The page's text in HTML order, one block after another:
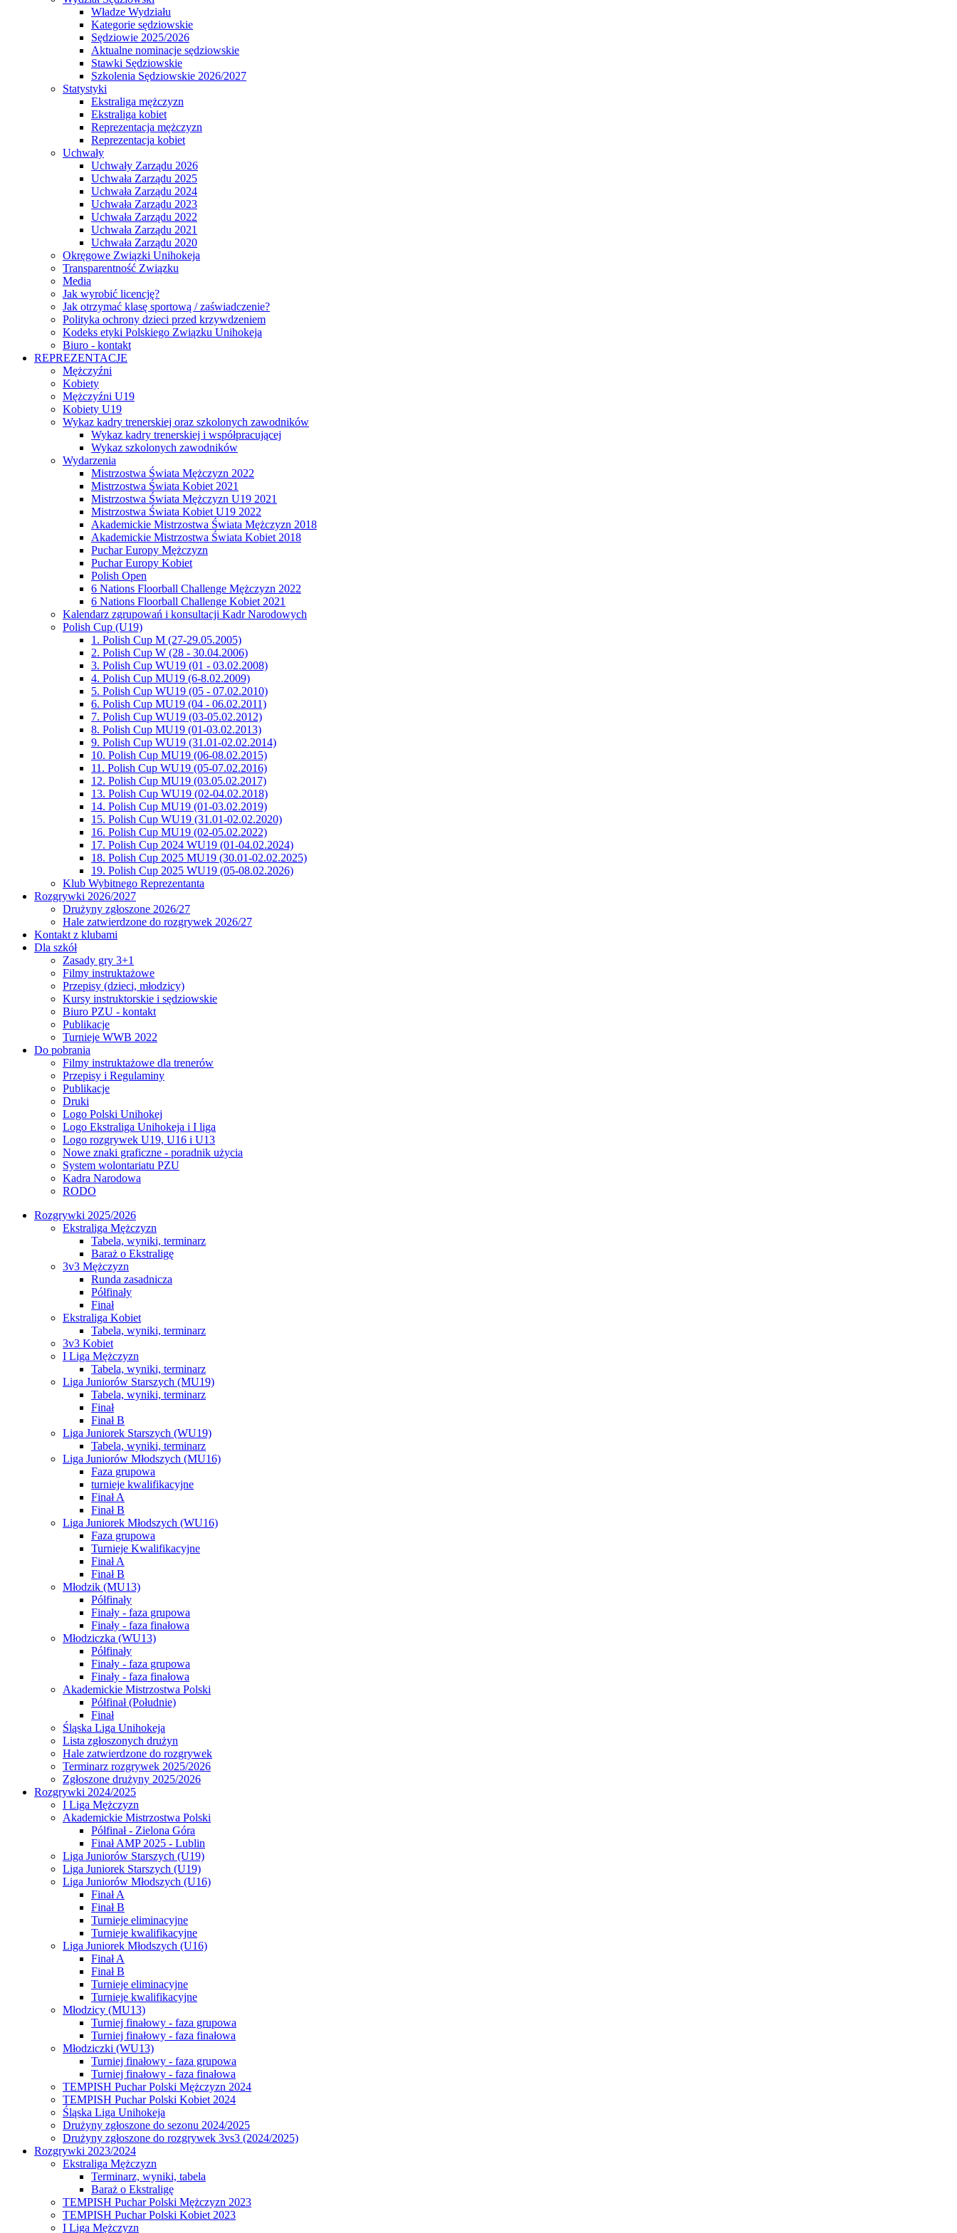
Władze Wydziału
Kategorie sędziowskie
Sędziowie 2025/2026
Aktualne nominacje sędziowskie
Stawki Sędziowskie
Szkolenia Sędziowskie 2026/2027
Statystyki
Ekstraliga mężczyzn
Ekstraliga kobiet
Reprezentacja mężczyzn
Reprezentacja kobiet
Uchwały
Uchwały Zarządu 2026
Uchwała Zarządu 2025
Uchwała Zarządu 2024
Uchwała Zarządu 2023
Uchwała Zarządu 2022
Uchwała Zarządu 2021
Uchwała Zarządu 2020
Okręgowe Związki Unihokeja
Transparentność Związku
Media
Jak wyrobić licencję?
Jak otrzymać klasę sportową / zaświadczenie?
Polityka ochrony dzieci przed krzywdzeniem
Kodeks etyki Polskiego Związku Unihokeja
Biuro - kontakt
REPREZENTACJE
Mężczyźni
Kobiety
Mężczyźni U19
Kobiety U19
Wykaz kadry trenerskiej oraz szkolonych zawodników
Wykaz kadry trenerskiej i współpracującej
Wykaz szkolonych zawodników
Wydarzenia
Mistrzostwa Świata Mężczyzn 2022
Mistrzostwa Świata Kobiet 2021
Mistrzostwa Świata Mężczyzn U19 2021
Mistrzostwa Świata Kobiet U19 2022
Akademickie Mistrzostwa Świata Mężczyzn 2018
Akademickie Mistrzostwa Świata Kobiet 2018
Puchar Europy Mężczyzn
Puchar Europy Kobiet
Polish Open
6 Nations Floorball Challenge Mężczyzn 2022
6 Nations Floorball Challenge Kobiet 2021
Kalendarz zgrupowań i konsultacji Kadr Narodowych
Polish Cup (U19)
1. Polish Cup M (27-29.05.2005)
2. Polish Cup W (28 - 30.04.2006)
3. Polish Cup WU19 (01 - 03.02.2008)
4. Polish Cup MU19 (6-8.02.2009)
5. Polish Cup WU19 (05 - 07.02.2010)
6. Polish Cup MU19 (04 - 06.02.2011)
7. Polish Cup WU19 (03-05.02.2012)
8. Polish Cup MU19 (01-03.02.2013)
9. Polish Cup WU19 (31.01-02.02.2014)
10. Polish Cup MU19 (06-08.02.2015)
11. Polish Cup WU19 (05-07.02.2016)
12. Polish Cup MU19 (03.05.02.2017)
13. Polish Cup WU19 (02-04.02.2018)
14. Polish Cup MU19 (01-03.02.2019)
15. Polish Cup WU19 (31.01-02.02.2020)
16. Polish Cup MU19 (02-05.02.2022)
17. Polish Cup 2024 WU19 (01-04.02.2024)
18. Polish Cup 2025 MU19 (30.01-02.02.2025)
19. Polish Cup 2025 WU19 (05-08.02.2026)
Klub Wybitnego Reprezentanta
Rozgrywki 2026/2027
Drużyny zgłoszone 2026/27
Hale zatwierdzone do rozgrywek 2026/27
Kontakt z klubami
Dla szkół
Zasady gry 3+1
Filmy instruktażowe
Przepisy (dzieci, młodzicy)
Kursy instruktorskie i sędziowskie
Biuro PZU - kontakt
Publikacje
Turnieje WWB 2022
Do pobrania
Filmy instruktażowe dla trenerów
Przepisy i Regulaminy
Publikacje
Druki
Logo Polski Unihokej
Logo Ekstraliga Unihokeja i I liga
Logo rozgrywek U19, U16 i U13
Nowe znaki graficzne - poradnik użycia
System wolontariatu PZU
Kadra Narodowa
RODO
Rozgrywki 2025/2026
Ekstraliga Mężczyzn
Tabela, wyniki, terminarz
Baraż o Ekstraligę
3v3 Mężczyzn
Runda zasadnicza
Półfinały
Finał
Ekstraliga Kobiet
Tabela, wyniki, terminarz
3v3 Kobiet
I Liga Mężczyzn
Tabela, wyniki, terminarz
Liga Juniorów Starszych (MU19)
Tabela, wyniki, terminarz
Finał
Finał B
Liga Juniorek Starszych (WU19)
Tabela, wyniki, terminarz
Liga Juniorów Młodszych (MU16)
Faza grupowa
turnieje kwalifikacyjne
Finał A
Finał B
Liga Juniorek Młodszych (WU16)
Faza grupowa
Turnieje Kwalifikacyjne
Finał A
Finał B
Młodzik (MU13)
Półfinały
Finały - faza grupowa
Finały - faza finałowa
Młodziczka (WU13)
Półfinały
Finały - faza grupowa
Finały - faza finałowa
Akademickie Mistrzostwa Polski
Półfinał (Południe)
Finał
Śląska Liga Unihokeja
Lista zgłoszonych drużyn
Hale zatwierdzone do rozgrywek
Terminarz rozgrywek 2025/2026
Zgłoszone drużyny 2025/2026
Rozgrywki 2024/2025
I Liga Mężczyzn
Akademickie Mistrzostwa Polski
Półfinał - Zielona Góra
Finał AMP 2025 - Lublin
Liga Juniorów Starszych (U19)
Liga Juniorek Starszych (U19)
Liga Juniorów Młodszych (U16)
Finał A
Finał B
Turnieje eliminacyjne
Turnieje kwalifikacyjne
Liga Juniorek Młodszych (U16)
Finał A
Finał B
Turnieje eliminacyjne
Turnieje kwalifikacyjne
Młodzicy (MU13)
Turniej finałowy - faza grupowa
Turniej finałowy - faza finałowa
Młodziczki (WU13)
Turniej finałowy - faza grupowa
Turniej finałowy - faza finałowa
TEMPISH Puchar Polski Mężczyzn 2024
TEMPISH Puchar Polski Kobiet 2024
Śląska Liga Unihokeja
Drużyny zgłoszone do sezonu 2024/2025
Drużyny zgłoszone do rozgrywek 3vs3 (2024/2025)
Rozgrywki 2023/2024
Ekstraliga Mężczyzn
Terminarz, wyniki, tabela
Baraż o Ekstraligę
TEMPISH Puchar Polski Mężczyzn 2023
TEMPISH Puchar Polski Kobiet 2023
I Liga Mężczyzn